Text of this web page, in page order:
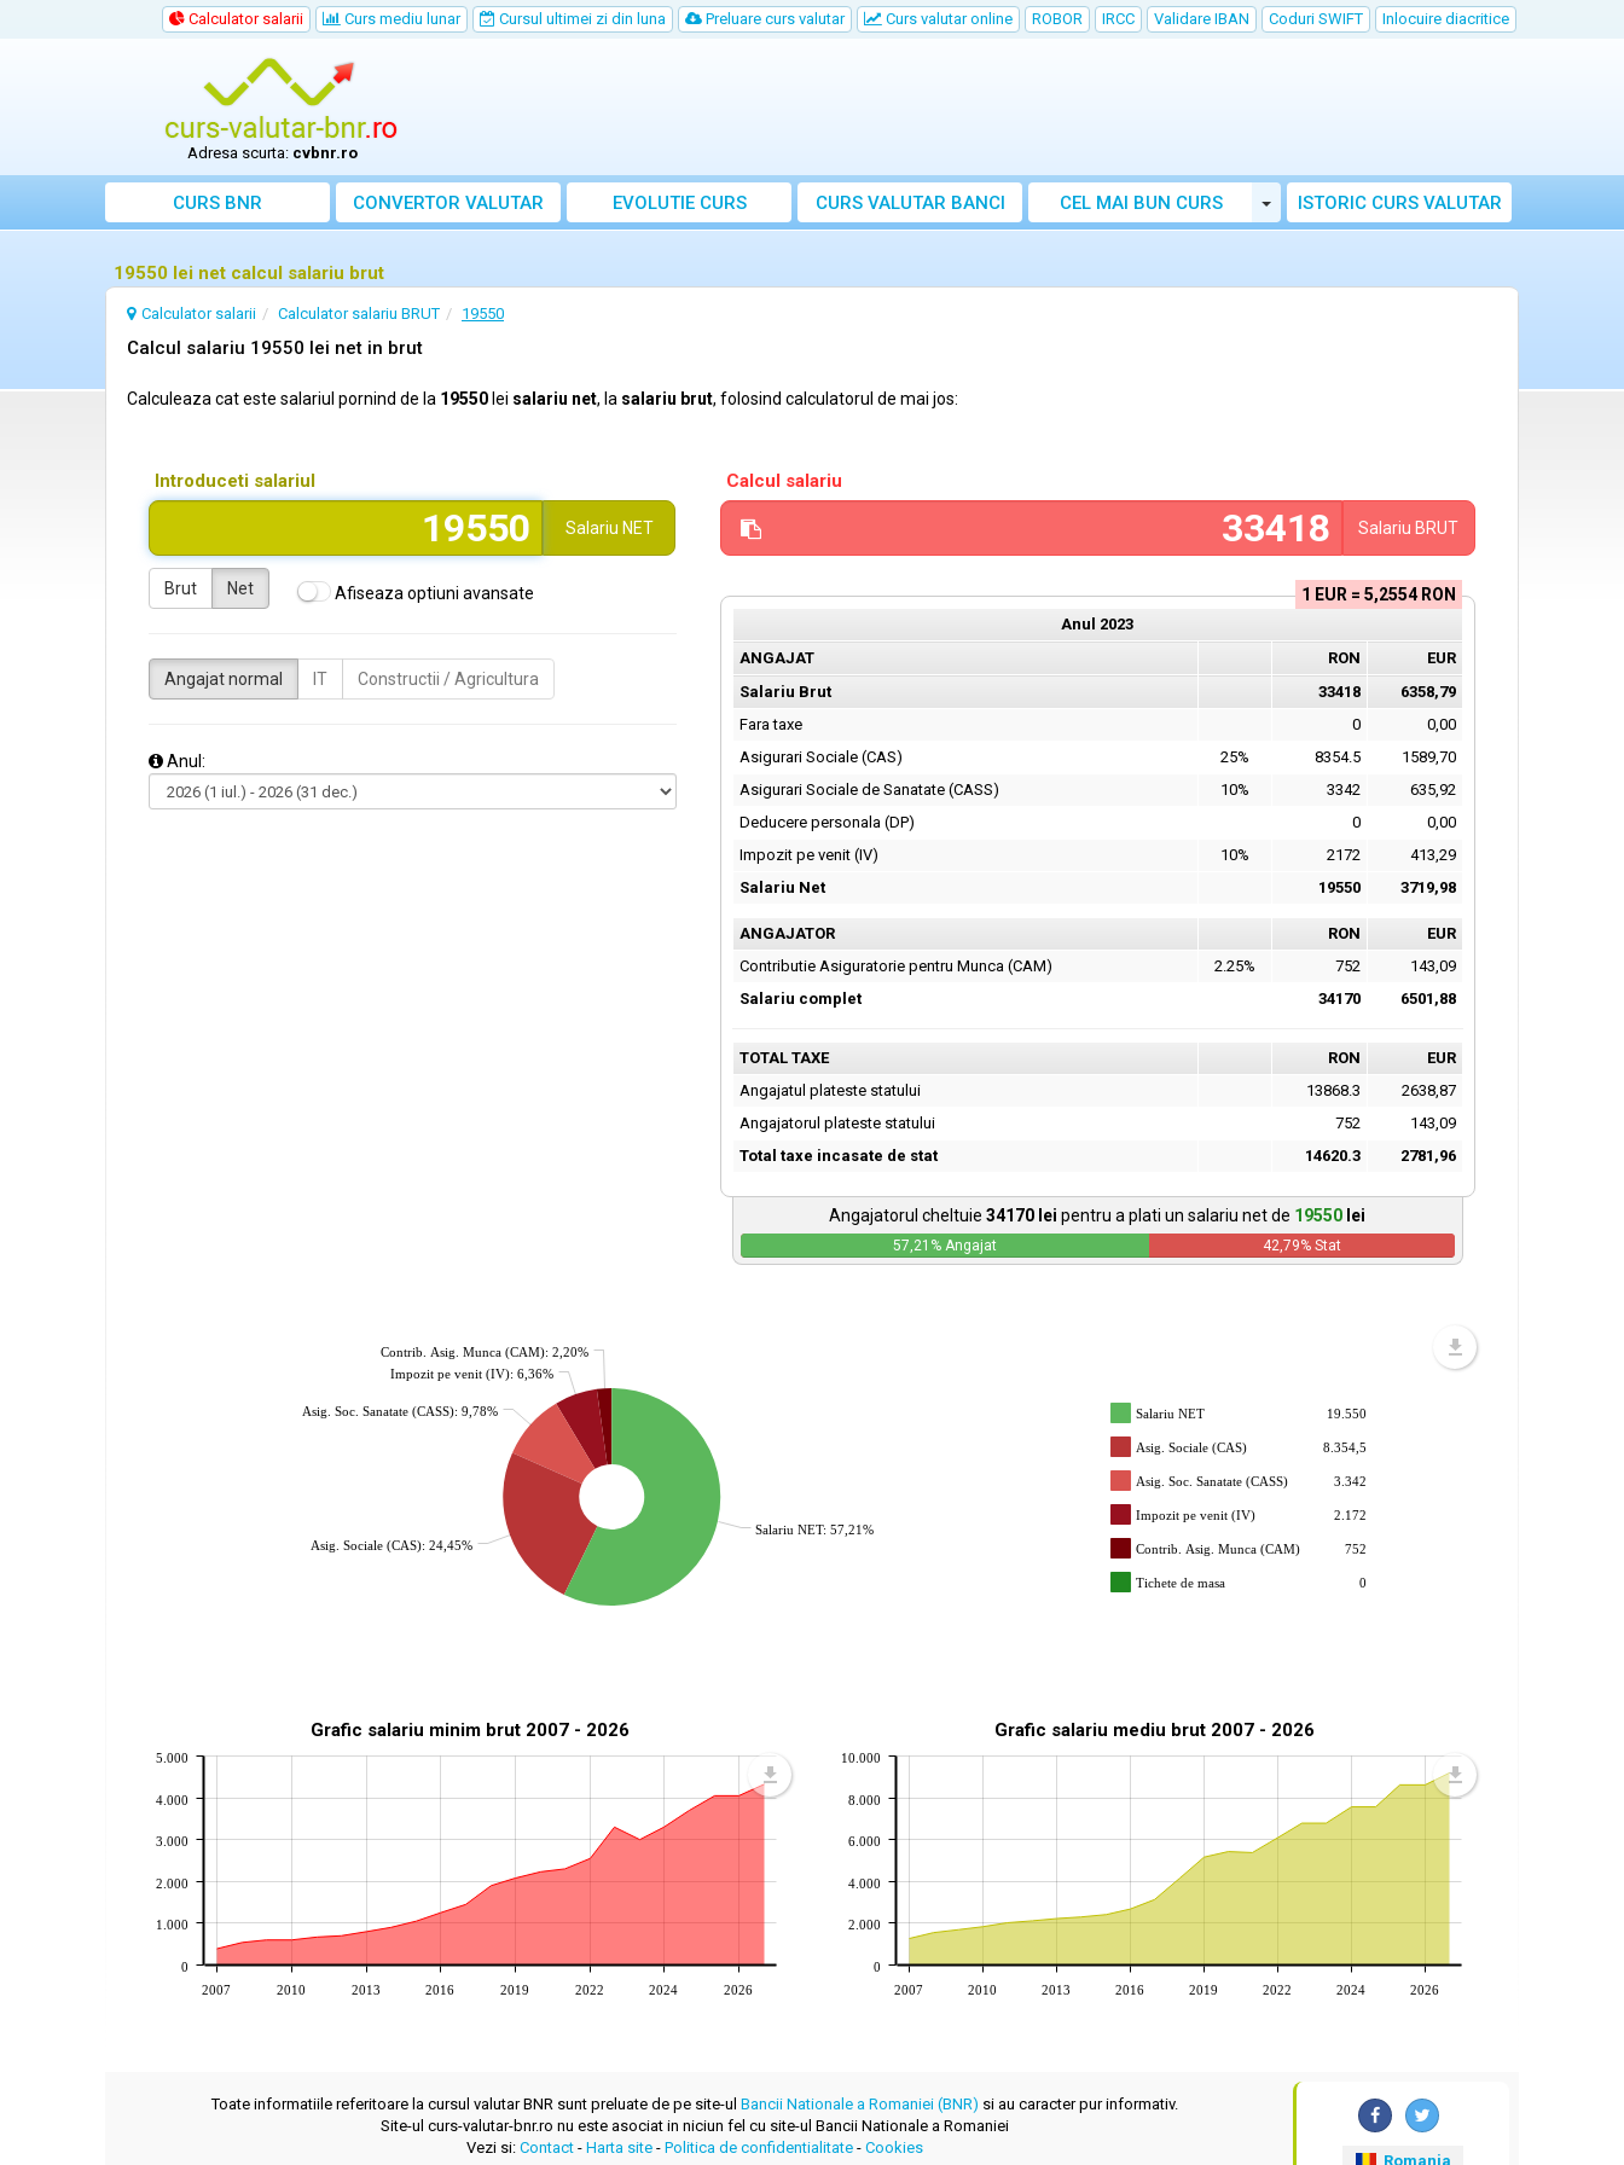
Calculator salarii Curs mediu lunar Cursul ultimei zi din luna Preluare curs valutar Curs valutar online ROBOR IRCC Validare IBAN Coduri SWIFT Inlocuire diacritice
Adresa scurta: cvbnr.ro
CURS BNR CONVERTOR VALUTAR EVOLUTIE CURS CURS VALUTAR BANCI CEL MAI BUN CURS Toggle Dropdown
ISTORIC CURS VALUTAR
19550 lei net calcul salariu brut
Calculator salarii Calculator salariu BRUT 19550
Calcul salariu 19550 lei net in brut
Calculeaza cat este salariul pornind de la 19550 lei salariu net, la salariu brut, folosind calculatorul de mai jos:
Introduceti salariul
Salariu NET
Brut Net Afiseaza optiuni avansate
Angajat normal IT Constructii / Agricultura
Anul:
Calcul salariu
Salariu BRUT
1 EUR = 5,2554 RON
Anul 2023
ANGAJAT
RON
EUR
Salariu Brut
33418
6358,79
Fara taxe
0
0,00
Asigurari Sociale (CAS)
25% 8354.5
1589,70
Asigurari Sociale de Sanatate (CASS)
10% 3342
635,92
Deducere personala (DP)
0
0,00
Impozit pe venit (IV)
10% 2172
413,29
Salariu Net
19550 3719,98
ANGAJATOR RON
EUR
Contributie Asiguratorie pentru Munca (CAM)
2.25% 752
143,09
Salariu complet
34170 6501,88
TOTAL TAXE RON
EUR
Angajatul plateste statului
13868.3
2638,87
Angajatorul plateste statului
752
143,09
Total taxe incasate de stat
14620.3 2781,96
Angajatorul cheltuie34170 lei pentru a plati un salariu net de 19550 lei
57,21 % Angajat 42,79% Stat
Salariu NET: 57,21%
Asig. Sociale (CAS): 24,45%
Asig. Soc. Sanatate (CASS): 9,78%
Impozit pe venit (IV): 6,36%
Contrib. Asig. Munca (CAM): 2,20%
Salariu NET 19.550
Asig. Sociale (CAS) 8.354,5
Asig. Soc. Sanatate (CASS) 3.342
Impozit pe venit (IV) 2.172
Contrib. Asig. Munca (CAM) 752
Tichete de masa 0
Grafic salariu minim brut 2007 - 2026
2007 2010 2013 2016 2019 2022 2024 2026
0
1.000
2.000
3.000
4.000
5.000
Grafic salariu mediu brut 2007 - 2026
2007 2010 2013 2016 2019 2022 2024 2026
0
2.000
4.000
6.000
8.000
10.000
Toate informatiile referitoare la cursul valutar BNR sunt preluate de pe site-ul Bancii Nationale a Romaniei (BNR) si au caracter pur informativ.
Site-ul curs-valutar-bnr.ro nu este asociat in niciun fel cu site-ul Bancii Nationale a Romaniei
Vezi si: Contact- Harta site- Politica de confidentialitate- Cookies
Romania